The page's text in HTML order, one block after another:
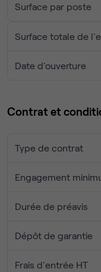
Surface par poste
Surface totale de
Date d'ouverture
Contrat et
Type de contrat
Engagement
Durée de préavis
Dépôt de garantie
Frais d'entrée HT